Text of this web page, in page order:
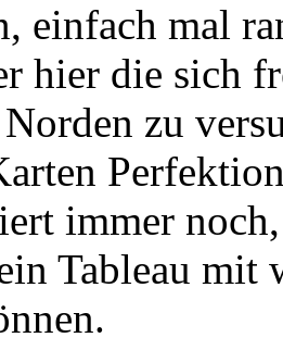
einfach mal
hier die sich
zu
immer
Tableau mit